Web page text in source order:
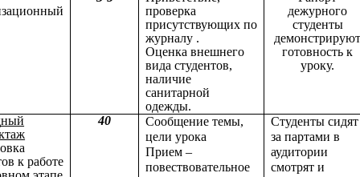
проверка
присутствующих по
журналу .
Оценка внешнего
вида студентов,
наличие
санитарной
одежды.
дежурного
студенты
готовность к
уроку.
к работе
40
Сообщение темы,
цели урока
Прием –
повествовательное
Студенты сидят
за партами в
аудитории
смотрят и